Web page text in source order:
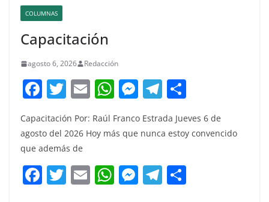
COLUMNAS
Capacitación
agosto 6, 2026 Redacción
F
a
c
e
b
o
T
itt
er
E
m
ai
W
at
A
p
M
ss
n
g
T
el
e
a
m
m
p
Capacitación Por: Raúl Franco Estrada Jueves 6 de
agosto del 2026 Hoy más que nunca estoy convencido
que además de
F T E W M T